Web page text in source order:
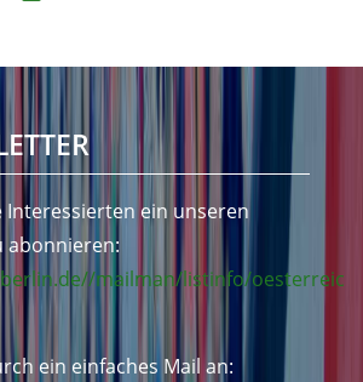
Interessierten ein unseren
abonnieren:
mailman/listinfo/oesterreic
ein einfaches Mail an: